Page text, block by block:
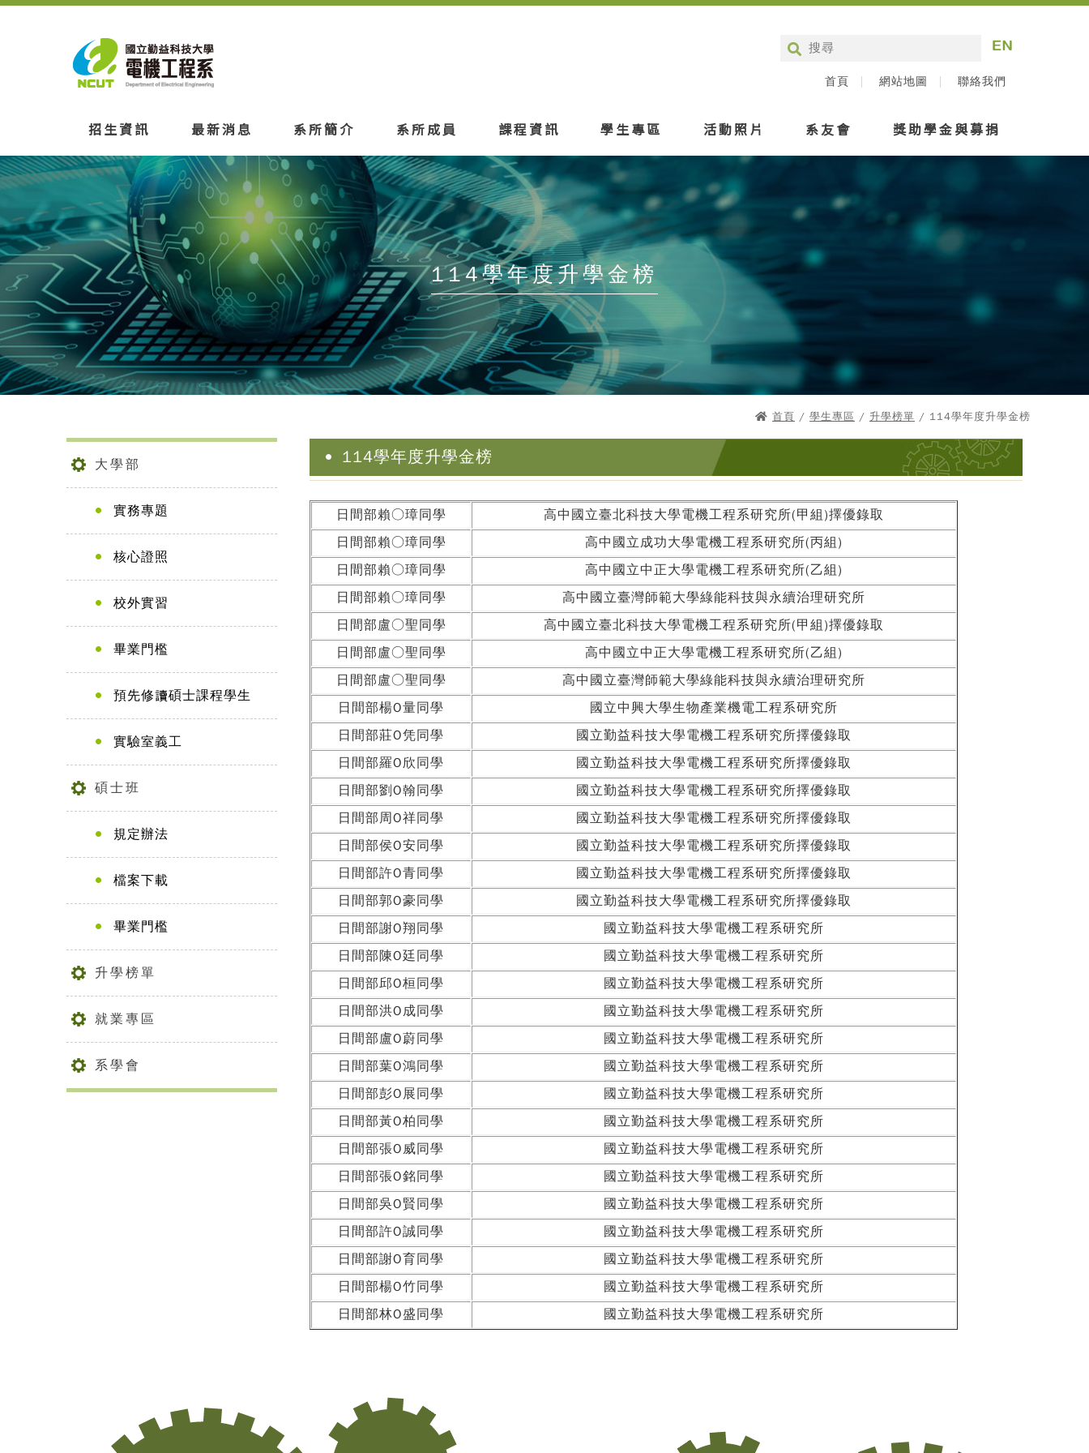
首頁 網站地圖 聯絡我們
招生資訊 最新消息 系所簡介 系所成員 課程資訊 學生專區 活動照片 系友會 獎助學金與募捐
114學年度升學金榜
首頁 / 學生專區 / 升學榜單 / 114學年度升學金榜
大學部
實務專題
核心證照
校外實習
畢業門檻
預先修讀碩士課程學生
實驗室義工
碩士班
規定辦法
檔案下載
畢業門檻
升學榜單
就業專區
系學會
114學年度升學金榜
日間部賴○璋同學
高中國立臺北科技大學電機工程系研究所(甲組)擇優錄取
日間部賴○璋同學
高中國立成功大學電機工程系研究所(丙組)
日間部賴○璋同學
高中國立中正大學電機工程系研究所(乙組)
日間部賴○璋同學
高中國立臺灣師範大學綠能科技與永續治理研究所
日間部盧○聖同學
高中國立臺北科技大學電機工程系研究所(甲組)擇優錄取
日間部盧○聖同學
高中國立中正大學電機工程系研究所(乙組)
日間部盧○聖同學
高中國立臺灣師範大學綠能科技與永續治理研究所
日間部楊O量同學
國立中興大學生物產業機電工程系研究所
日間部莊O凭同學
國立勤益科技大學電機工程系研究所擇優錄取
日間部羅O欣同學
國立勤益科技大學電機工程系研究所擇優錄取
日間部劉O翰同學
國立勤益科技大學電機工程系研究所擇優錄取
日間部周O祥同學
國立勤益科技大學電機工程系研究所擇優錄取
日間部侯O安同學
國立勤益科技大學電機工程系研究所擇優錄取
日間部許O青同學
國立勤益科技大學電機工程系研究所擇優錄取
日間部郭O豪同學
國立勤益科技大學電機工程系研究所擇優錄取
日間部謝O翔同學
國立勤益科技大學電機工程系研究所
日間部陳O廷同學
國立勤益科技大學電機工程系研究所
日間部邱O桓同學
國立勤益科技大學電機工程系研究所
日間部洪O成同學
國立勤益科技大學電機工程系研究所
日間部盧O蔚同學
國立勤益科技大學電機工程系研究所
日間部葉O鴻同學
國立勤益科技大學電機工程系研究所
日間部彭O展同學
國立勤益科技大學電機工程系研究所
日間部黃O柏同學
國立勤益科技大學電機工程系研究所
日間部張O威同學
國立勤益科技大學電機工程系研究所
日間部張O銘同學
國立勤益科技大學電機工程系研究所
日間部吳O賢同學
國立勤益科技大學電機工程系研究所
日間部許O誠同學
國立勤益科技大學電機工程系研究所
日間部謝O育同學
國立勤益科技大學電機工程系研究所
日間部楊O竹同學
國立勤益科技大學電機工程系研究所
日間部林O盛同學
國立勤益科技大學電機工程系研究所